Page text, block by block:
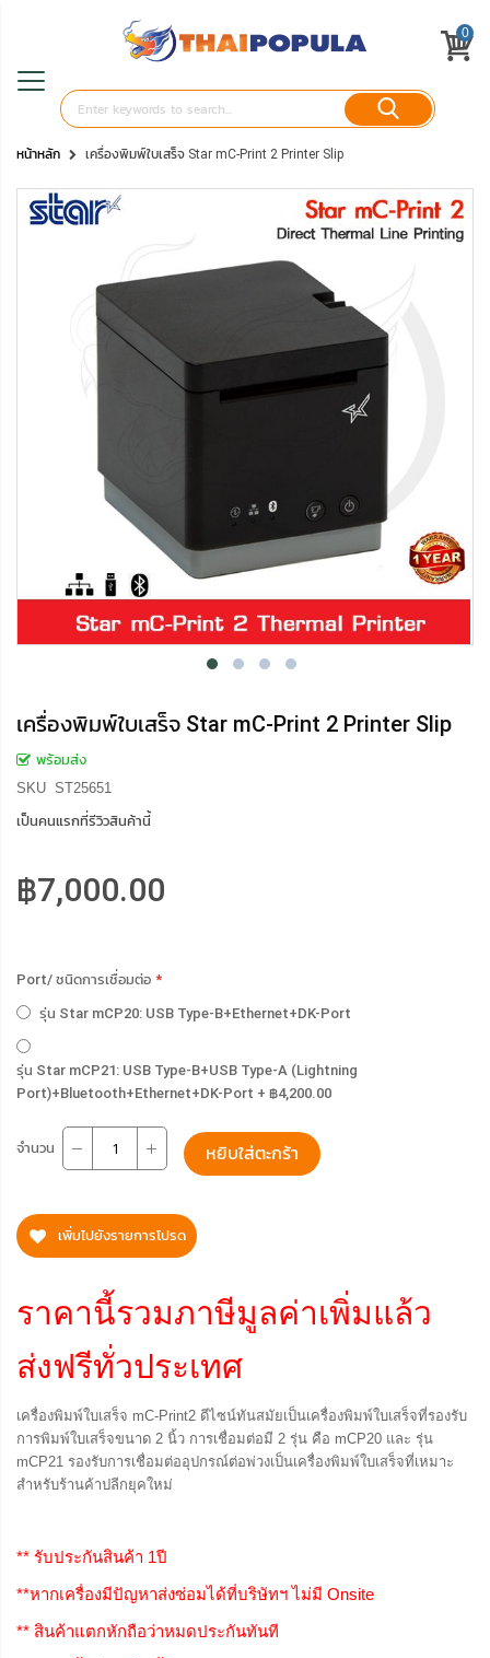
0
หน้าหลัก เครื่องพิมพ์ใบเสร็จ Star mC-Print 2 Printer Slip
เครื่องพิมพ์ใบเสร็จ Star mC-Print 2 Printer Slip
พร้อมส่ง
SKU ST25651
เป็นคนแรกที่รีวิวสินค้านี้
฿7,000.00
Port/ ชนิดการเชื่อมต่อ
รุ่น Star mCP20: USB Type-B+Ethernet+DK-Port
รุ่น Star mCP21: USB Type-B+USB Type-A (Lightning
Port)+Bluetooth+Ethernet+DK-Port + ฿4,200.00
จำนวน หยิบใส่ตะกร้า
เพิ่มไปยังรายการโปรด
ราคานี้รวมภาษีมูลค่าเพิ่มแล้ว
ส่งฟรีทั่วประเทศ
เครื่องพิมพ์ใบเสร็จ mC-Print2 ดีไซน์ทันสมัยเป็นเครื่องพิมพ์ใบเสร็จที่รองรับ
การพิมพ์ใบเสร็จขนาด 2 นิ้ว การเชื่อมต่อมี 2 รุ่น คือ mCP20 และ รุ่น
mCP21 รองรับการเชื่อมต่ออุปกรณ์ต่อพ่วงเป็นเครื่องพิมพ์ใบเสร็จที่เหมาะ
สำหรับร้านค้าปลีกยุคใหม่
** รับประกันสินค้า 1ปี
**หากเครื่องมีปัญหาส่งซ่อมได้ที่บริษัทฯ ไม่มี Onsite
** สินค้าแตกหักถือว่าหมดประกันทันที